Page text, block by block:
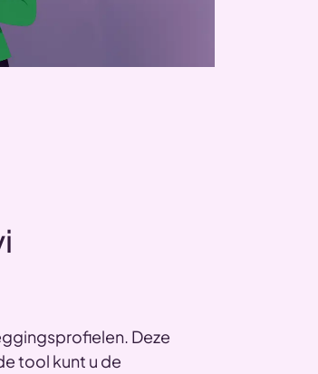
Deze
tool kunt u de